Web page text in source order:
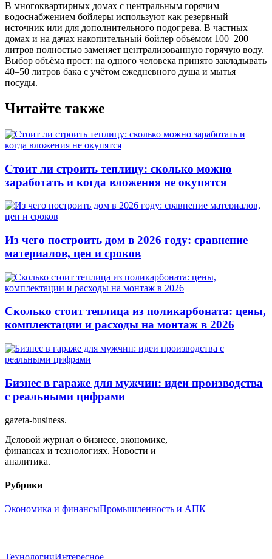
В многоквартирных домах с центральным горячим
водоснабжением бойлеры используют как резервный
источник или для дополнительного подогрева. В частных
домах и на дачах накопительный бойлер объёмом 100–200
литров полностью заменяет централизованную горячую воду.
Выбор объёма прост: на одного человека принято закладывать
40–50 литров бака с учётом ежедневного душа и мытья
посуды.
Читайте также
Стоит ли строить теплицу: сколько можно
заработать и когда вложения не окупятся
Из чего построить дом в 2026 году: сравнение
материалов, цен и сроков
Сколько стоит теплица из поликарбоната: цены,
комплектации и расходы на монтаж в 2026
Бизнес в гараже для мужчин: идеи производства
с реальными цифрами
gazeta-business.
Деловой журнал о бизнесе, экономике,
финансах и технологиях. Новости и
аналитика.
Рубрики
Экономика и финансыПромышленность и АПК
ТехнологииИнтересное